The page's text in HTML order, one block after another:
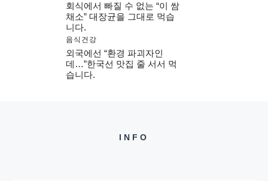
회식에서 빠질 수 없는 “이 쌈
채소” 대장균을 그대로 먹습
니다.
음식건강
외국에선 “환경 파괴자인
데…”한국선 맛집 줄 서서 먹
습니다.
INFO